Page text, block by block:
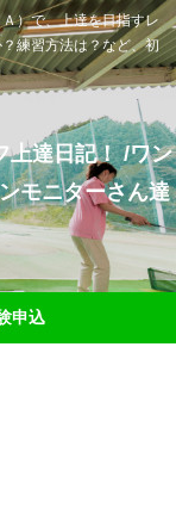
）で、上達を目指すレ
練習方法は？など、初
上達日記！ /ワン
モニターさん達
申込